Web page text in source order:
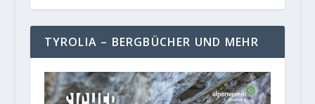
TYROLIA – BERGBÜCHER UND MEHR